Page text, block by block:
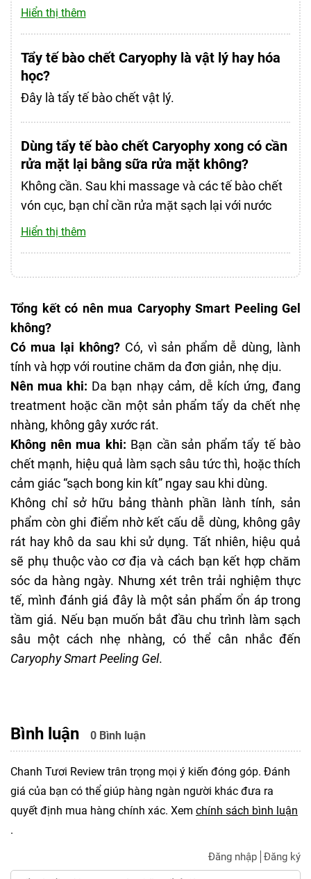
bảo an toàn tuyệt đối cho mẹ và bé.
Hiển thị thêm
Tẩy tế bào chết Caryophy là vật lý hay hóa
học?
Đây là tẩy tế bào chết vật lý.
Dùng tẩy tế bào chết Caryophy xong có cần
rửa mặt lại bằng sữa rửa mặt không?
Không cần. Sau khi massage và các tế bào chết
vón cục, bạn chỉ cần rửa mặt sạch lại với nước
(tốt nhất là nước mát) để loại bỏ hoàn toàn sản
Hiển thị thêm
Tổng kết có nên mua Caryophy Smart Peeling Gel
không?
Có mua lại không?Có, vì sản phẩm dễ dùng, lành
tính và hợp với routine chăm da đơn giản, nhẹ dịu.
Nên mua khi: Da bạn nhạy cảm, dễ kích ứng, đang
treatment hoặc cần một sản phẩm tẩy da chết nhẹ
nhàng, không gây xước rát.
Không nên mua khi: Bạn cần sản phẩm tẩy tế bào
chết mạnh, hiệu quả làm sạch sâu tức thì, hoặc thích
cảm giác “sạch bong kin kít” ngay sau khi dùng.
Không chỉ sở hữu bảng thành phần lành tính, sản
phẩm còn ghi điểm nhờ kết cấu dễ dùng, không gây
rát hay khô da sau khi sử dụng. Tất nhiên, hiệu quả
sẽ phụ thuộc vào cơ địa và cách bạn kết hợp chăm
sóc da hàng ngày. Nhưng xét trên trải nghiệm thực
tế, mình đánh giá đây là một sản phẩm ổn áp trong
tầm giá. Nếu bạn muốn bắt đầu chu trình làm sạch
sâu một cách nhẹ nhàng, có thể cân nhắc đến
Caryophy Smart Peeling Gel.
Bình luận 0 Bình luận
Chanh Tươi Review trân trọng mọi ý kiến đóng góp. Đánh
giá của bạn có thể giúp hàng ngàn người khác đưa ra
quyết định mua hàng chính xác. Xem chính sách bình luận
.
Đăng nhập Đăng ký